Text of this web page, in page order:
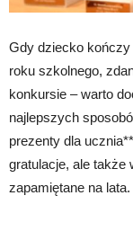
Gdy dziecko
roku szkolnego,
konkursie – warto
najlepszych
prezenty dla
gratulacje, ale także
zapamiętane na lata.